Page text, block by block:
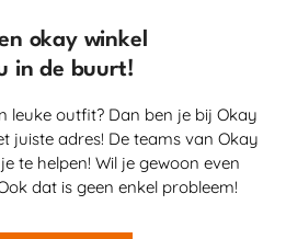
okay winkel
in de buurt!
leuke outfit? Dan ben je bij Okay
juiste adres! De teams van Okay
te helpen! Wil je gewoon even
dat is geen enkel probleem!